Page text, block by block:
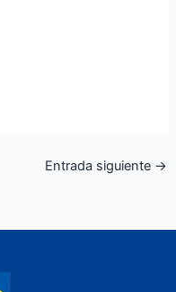
Entrada siguiente →